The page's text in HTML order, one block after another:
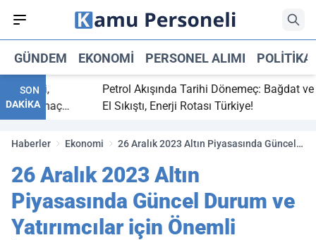
GÜNDEM EKONOMI PERSONEL ALIMI POLITIKA
SON
DAKİKA
bitti,
maç
Petrol Akışında Tarihi Dönemeç: Bağdat ve
El Sıkıştı, Enerji Rotası Türkiye!
Haberler Ekonomi
26 Aralık 2023 Altın Piyasasında Güncel
İpuçları'
26 Aralık 2023 Altın
Piyasasında Güncel Durum ve
Yatırımcılar için Önemli